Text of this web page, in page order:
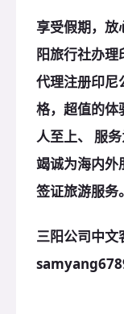
享受假期，放
阳旅行社办理
代理注册印尼
格，超值的体
人至上、 服
竭诚为海内外
签证旅游服务。
三阳公司中文